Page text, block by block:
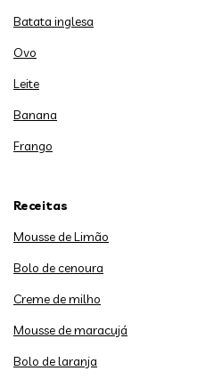
Batata inglesa
Ovo
Leite
Banana
Frango
Receitas
Mousse de Limão
Bolo de cenoura
Creme de milho
Mousse de maracujá
Bolo de laranja